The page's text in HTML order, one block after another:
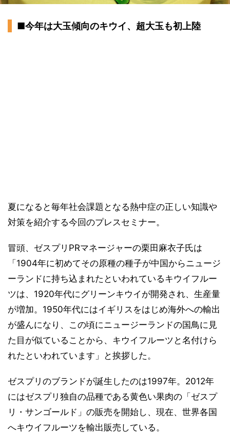
■今年は大玉傾向のキウイ、超大玉も初上陸
夏になると毎年社会課題となる熱中症の正しい知識や
対策を紹介する今回のプレスセミナー。
冒頭、ゼスプリPRマネージャーの栗田麻衣子氏は
「1904年に初めてその原種の種子が中国からニュージ
ーランドに持ち込まれたといわれているキウイフルー
ツは、1920年代にグリーンキウイが開発され、生産量
が増加。1950年代にはイギリスをはじめ海外への輸出
が盛んになり、この頃にニュージーランドの国鳥に見
た目が似ていることから、キウイフルーツと名付けら
れたといわれています」と挨拶した。
ゼスプリのブランドが誕生したのは1997年。2012年
にはゼスプリ独自の品種である黄色い果肉の「ゼスプ
リ・サンゴールド」の販売を開始し、現在、世界各国
へキウイフルーツを輸出販売している。